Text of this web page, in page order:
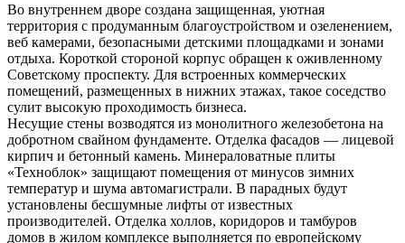
Во внутреннем дворе создана защищенная, уютная
территория с продуманным благоустройством и озеленением,
веб камерами, безопасными детскими площадками и зонами
отдыха. Короткой стороной корпус обращен к оживленному
Советскому проспекту. Для встроенных коммерческих
помещений, размещенных в нижних этажах, такое соседство
сулит высокую проходимость бизнеса.
Несущие стены возводятся из монолитного железобетона на
добротном свайном фундаменте. Отделка фасадов — лицевой
кирпич и бетонный камень. Минераловатные плиты
«Техноблок» защищают помещения от минусов зимних
температур и шума автомагистрали. В парадных будут
установлены бесшумные лифты от известных
производителей. Отделка холлов, коридоров и тамбуров
домов в жилом комплексе выполняется по европейскому